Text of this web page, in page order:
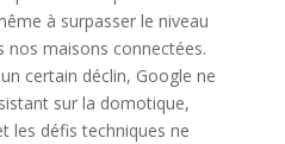
à surpasser le niveau
nos maisons connectées.
certain déclin, Google ne
sur la domotique,
les défis techniques ne